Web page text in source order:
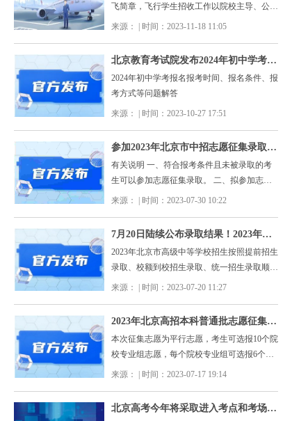
飞简章，飞行学生招收工作以院校主导、公司
参与的联合形式开展，将与北京航空航天大
来源： | 时间：2023-11-18 11:05
北京教育考试院发布2024年初中学考报名问题解答
2024年初中学考报名报考时间、报名条件、报
考方式等问题解答
来源： | 时间：2023-10-27 17:51
参加2023年北京市中招志愿征集录取的学校名单
有关说明 一、符合报考条件且未被录取的考
生可以参加志愿征集录取。 二、拟参加志愿
征集录取的考生须于7月31日8∶30—16∶30登录
条件及特殊说明等内容详见《2023年北京市高
级中等学校招生简章》。 四、专业名称前
有“*”号标记的，仅限专业加试期间已经通过
该专业加试的考生报考。 五、志愿征集录取
结果查询时间：8月1日12∶00。
来源： | 时间：2023-07-30 10:22
7月20日陆续公布录取结果！2023年北京中招各批次录取日程安排公布
2023年北京市高级中等学校招生按照提前招生
录取、校额到校招生录取、统一招生录取顺
序，采取网上录取方式进行。
来源： | 时间：2023-07-20 11:27
2023年北京高招本科普通批志愿征集将于18日8时开始 39所院校招生计划1328人
本次征集志愿为平行志愿，考生可选报10个院
校专业组志愿，每个院校专业组可选报6个专
业，并填报是否服从院校专业组内专业调剂选
来源： | 时间：2023-07-17 19:14
北京高考今年将采取进入考点和考场两次安检